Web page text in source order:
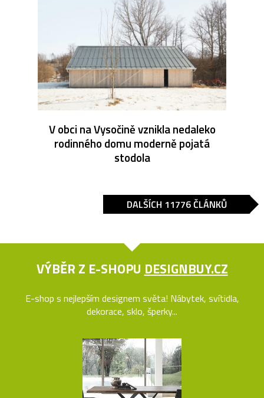
V obci na Vysočině vznikla nedaleko
rodinného domu moderně pojatá
stodola
DALŠÍCH 11776 ČLÁNKŮ
VÝBĚR Z E-SHOPU DESIGNBUY.CZ
E-shop s nejlepším designem světa! Nábytek, svítidla,
dekorace, sklo, šperky...